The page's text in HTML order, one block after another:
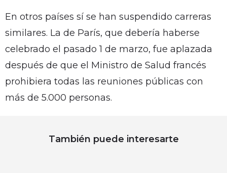
En otros países sí se han suspendido carreras
similares. La de París, que debería haberse
celebrado el pasado 1 de marzo, fue aplazada
después de que el Ministro de Salud francés
prohibiera todas las reuniones públicas con
más de 5.000 personas.
También puede interesarte